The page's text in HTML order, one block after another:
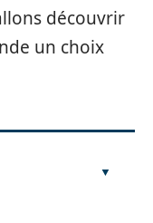
découvrir
un choix